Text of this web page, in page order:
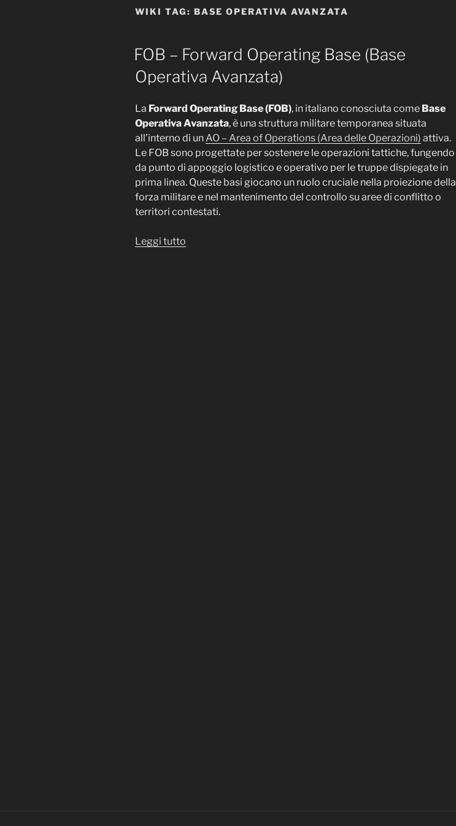
WIKI TAG: BASE OPERATIVA AVANZATA
FOB – Forward Operating Base (Base
Operativa Avanzata)
La Forward Operating Base (FOB), in italiano conosciuta come Base
Operativa Avanzata, è una struttura militare temporanea situata
all’interno di unAO – Area of Operations (Area delle Operazioni) attiva.
Le FOB sono progettate per sostenere le operazioni tattiche, fungendo
da punto di appoggio logistico e operativo per le truppe dispiegate in
prima linea. Queste basi giocano un ruolo cruciale nella proiezione della
forza militare e nel mantenimento del controllo su aree di conflitto o
territori contestati.
Leggi tutto